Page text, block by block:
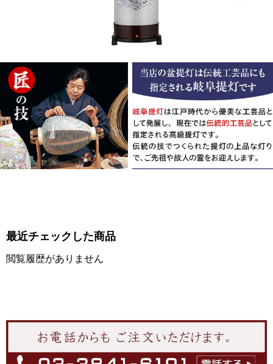
最近チェックした商品
閲覧履歴がありません